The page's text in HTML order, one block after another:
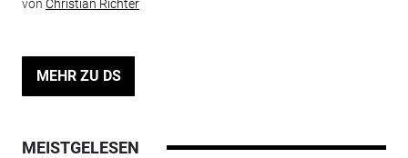
von Christian Richter
MEHR ZU DS
MEISTGELESEN